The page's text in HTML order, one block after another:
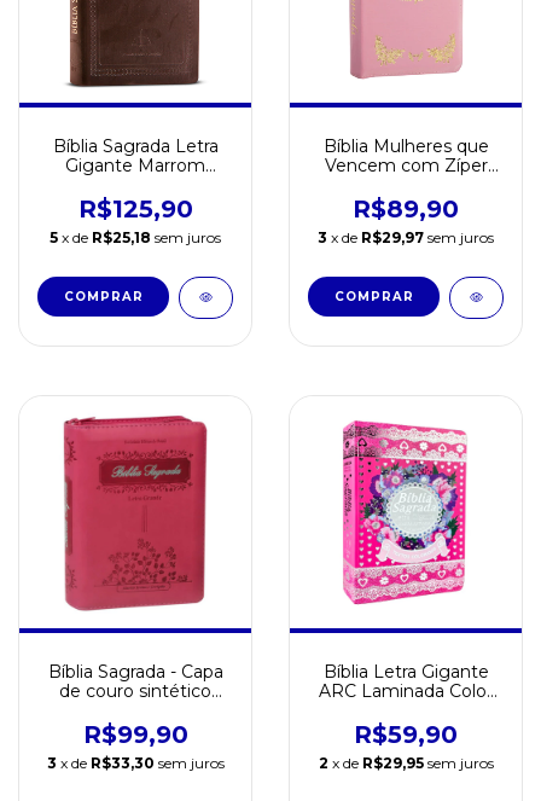
Bíblia Sagrada Letra
Gigante Marrom
R$125,90
5 x de R$25,18 sem juros
Bíblia Mulheres que
Vencem com Zíper
R$89,90
3 x de R$29,97 sem juros
Bíblia Sagrada - Capa
de couro sintético
R$99,90
3 x de R$33,30 sem juros
Bíblia Letra Gigante
ARC Laminada Color
R$59,90
2 x de R$29,95 sem juros